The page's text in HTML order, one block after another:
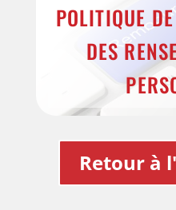
POLITIQUE
DES
Retour à